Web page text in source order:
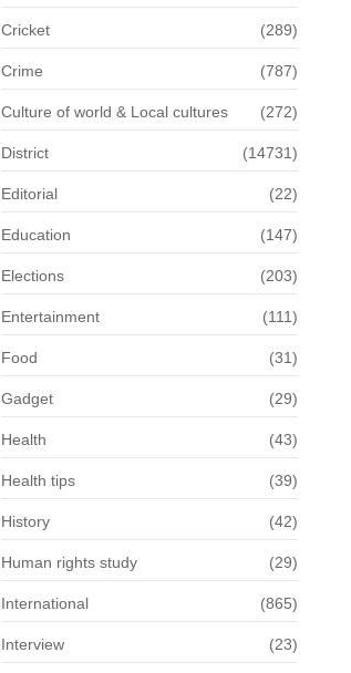
Cricket (289)
Crime (787)
Culture of world & Local cultures (272)
District (14731)
Editorial (22)
Education (147)
Elections (203)
Entertainment (111)
Food (31)
Gadget (29)
Health (43)
Health tips (39)
History (42)
Human rights study (29)
International (865)
Interview (23)